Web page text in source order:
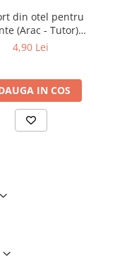
din otel pentru
(Arac - Tutor)
cu strat de PVC
4,90 Lei
IN COS